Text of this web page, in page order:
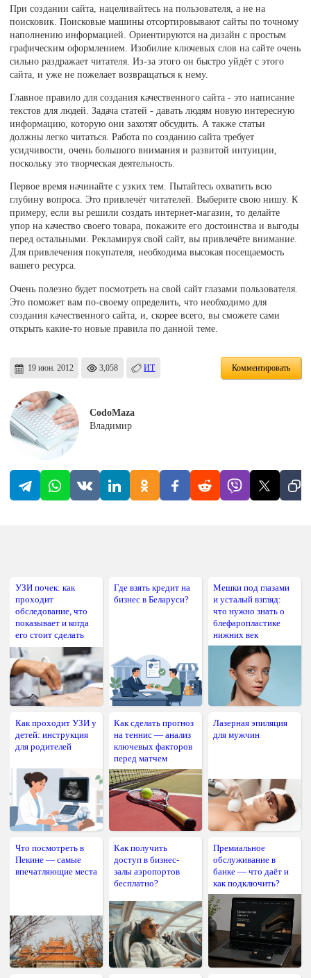
При создании сайта, нацеливайтесь на пользователя, а не на
поисковик. Поисковые машины отсортировывают сайты по точному
наполнению информацией. Ориентируются на дизайн с простым
графическим оформлением. Изобилие ключевых слов на сайте очень
сильно раздражает читателя. Из-за этого он быстро уйдёт с этого
сайта, и уже не пожелает возвращаться к нему.
Главное правило для создания качественного сайта - это написание
текстов для людей. Задача статей - давать людям новую интересную
информацию, которую они захотят обсудить. А также статьи
должны легко читаться. Работа по созданию сайта требует
усидчивости, очень большого внимания и развитой интуиции,
поскольку это творческая деятельность.
Первое время начинайте с узких тем. Пытайтесь охватить всю
глубину вопроса. Это привлечёт читателей. Выберите свою нишу. К
примеру, если вы решили создать интернет-магазин, то делайте
упор на качество своего товара, покажите его достоинства и выгоды
перед остальными. Рекламируя свой сайт, вы привлечёте внимание.
Для привлечения покупателя, необходима высокая посещаемость
вашего ресурса.
Очень полезно будет посмотреть на свой сайт глазами пользователя.
Это поможет вам по-своему определить, что необходимо для
создания качественного сайта, и, скорее всего, вы сможете сами
открыть какие-то новые правила по данной теме.
19 июн. 2012 3,058 ИТ Комментировать
CodoMaza
Владимир
УЗИ почек: как
проходит
обследование, что
показывает и когда
его стоит сделать
Где взять кредит на
бизнес в Беларуси?
Мешки под глазами
и усталый взгляд:
что нужно знать о
блефаропластике
нижних век
Как проходит УЗИ у
детей: инструкция
для родителей
Как сделать прогноз
на теннис — анализ
ключевых факторов
перед матчем
Лазерная эпиляция
для мужчин
Что посмотреть в
Пекине — самые
впечатляющие места
Как получить
доступ в бизнес-
залы аэропортов
бесплатно?
Премиальное
обслуживание в
банке — что даёт и
как подключить?